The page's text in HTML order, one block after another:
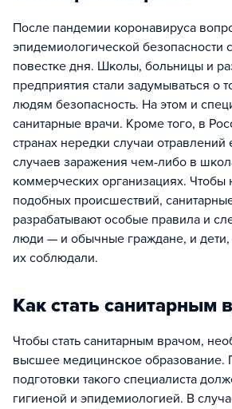
После пандемии коронавируса
эпидемиологической безопасности
повестке дня. Школы, больницы и
предприятия стали задумываться о
людям безопасность. На этом и
санитарные врачи. Кроме того, в
странах нередки случаи
случаев заражения чем-либо в
коммерческих организациях. Чтобы
подобных происшествий,
разрабатывают особые правила и
люди — и обычные граждане, и дети,
их соблюдали.
Как стать санитарным
Чтобы стать санитарным врачом,
высшее медицинское образование.
подготовки такого специалиста
гигиеной и эпидемиологией. В